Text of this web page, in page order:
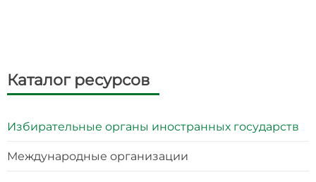
Каталог ресурсов
Избирательные органы иностранных государств
Международные организации